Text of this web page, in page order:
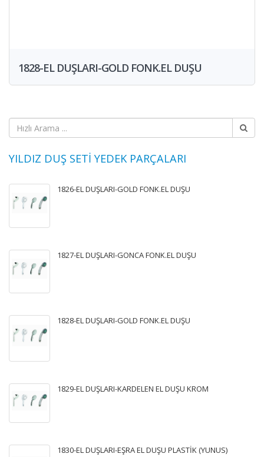
1828-EL DUŞLARI-GOLD FONK.EL DUŞU
YILDIZ DUŞ SETİ YEDEK PARÇALARI
1826-EL DUŞLARI-GOLD FONK.EL DUŞU
1827-EL DUŞLARI-GONCA FONK.EL DUŞU
1828-EL DUŞLARI-GOLD FONK.EL DUŞU
1829-EL DUŞLARI-KARDELEN EL DUŞU KROM
1830-EL DUŞLARI-EŞRA EL DUŞU PLASTİK (YUNUS)